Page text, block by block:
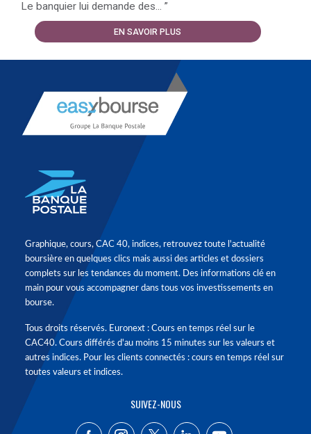
Le banquier lui demande des... ”
EN SAVOIR PLUS
Graphique, cours, CAC 40, indices, retrouvez toute l'actualité
boursière en quelques clics mais aussi des articles et dossiers
complets sur les tendances du moment. Des informations clé en
main pour vous accompagner dans tous vos investissements en
bourse.
Tous droits réservés. Euronext : Cours en temps réel sur le
CAC40. Cours différés d'au moins 15 minutes sur les valeurs et
autres indices. Pour les clients connectés : cours en temps réel sur
toutes valeurs et indices.
SUIVEZ-NOUS